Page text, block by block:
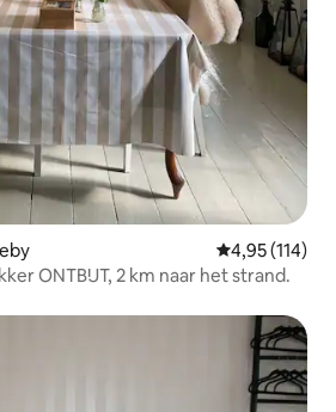
Gemiddelde
4,95 (114)
ONTBIJT, 2 km naar het strand.